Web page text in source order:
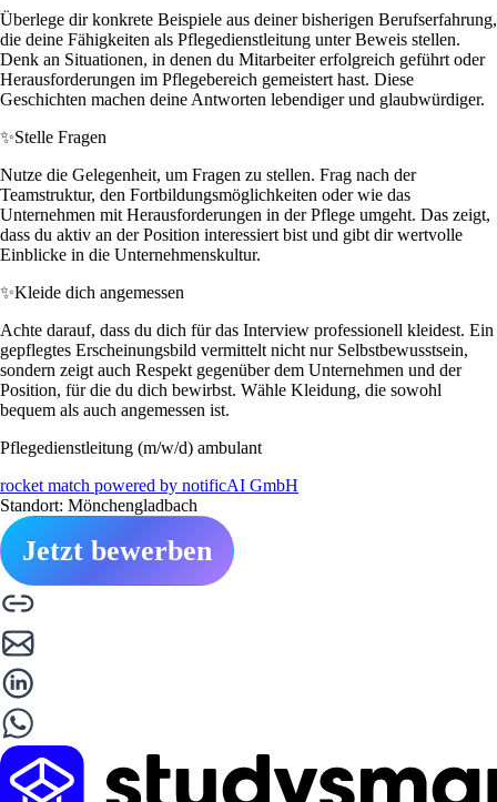
Überlege dir konkrete Beispiele aus deiner bisherigen Berufserfahrung,
die deine Fähigkeiten als Pflegedienstleitung unter Beweis stellen.
Denk an Situationen, in denen du Mitarbeiter erfolgreich geführt oder
Herausforderungen im Pflegebereich gemeistert hast. Diese
Geschichten machen deine Antworten lebendiger und glaubwürdiger.
✨Stelle Fragen
Nutze die Gelegenheit, um Fragen zu stellen. Frag nach der
Teamstruktur, den Fortbildungsmöglichkeiten oder wie das
Unternehmen mit Herausforderungen in der Pflege umgeht. Das zeigt,
dass du aktiv an der Position interessiert bist und gibt dir wertvolle
Einblicke in die Unternehmenskultur.
✨Kleide dich angemessen
Achte darauf, dass du dich für das Interview professionell kleidest. Ein
gepflegtes Erscheinungsbild vermittelt nicht nur Selbstbewusstsein,
sondern zeigt auch Respekt gegenüber dem Unternehmen und der
Position, für die du dich bewirbst. Wähle Kleidung, die sowohl
bequem als auch angemessen ist.
Pflegedienstleitung (m/w/d) ambulant
rocket match powered by notificAI GmbH
Standort: Mönchengladbach
Jetzt bewerben